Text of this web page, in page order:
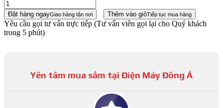
Đặt hàng ngayGiao hàng tận nơi Thêm vào giỏTiếp tục mua hàng
Yêu cầu gọi tư vấn trực tiếp (Tư vấn viên gọi lại cho Quý khách
trong 5 phút)
Yên tâm mua sắm tại Điện Máy Đông Á